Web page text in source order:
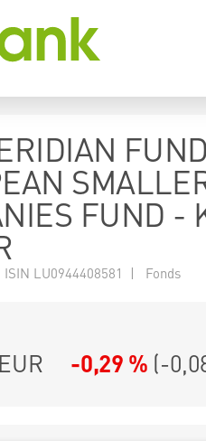
FUND -
LU0944408581 | Fonds
-0,29 % (-